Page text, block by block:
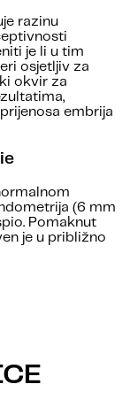
razinu
je li u tim
osjetljiv za
okvir za
embrija
(6 mm
Pomaknut
je u približno